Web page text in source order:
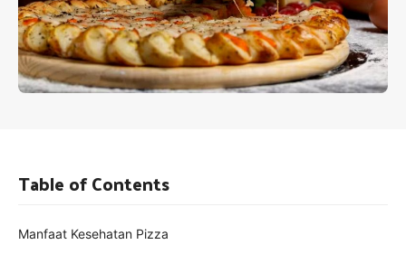
Table of Contents
Manfaat Kesehatan Pizza